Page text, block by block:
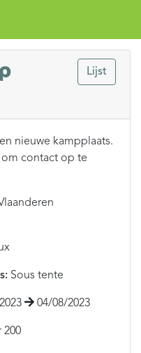
Lijst
nieuwe kampplaats.
contact op te
Sous tente
04/08/2023
200